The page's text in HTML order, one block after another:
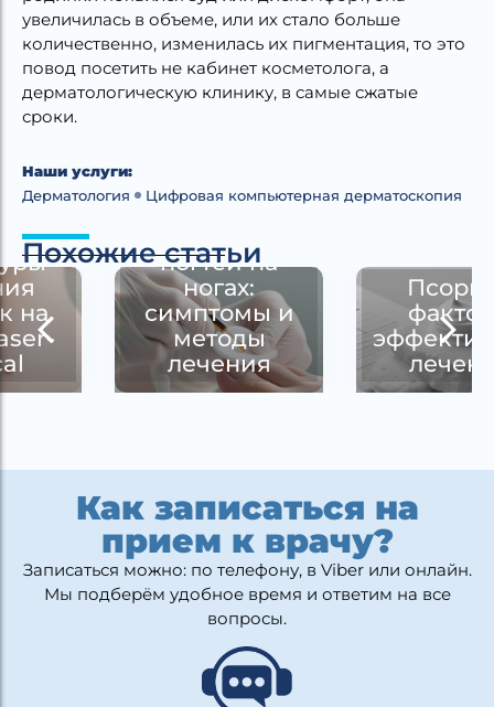
увеличилась в объеме, или их стало больше
количественно, изменилась их пигментация, то это
повод посетить не кабинет косметолога, а
дерматологическую клинику, в самые сжатые
сроки.
Наши услуги:
Дерматология
Цифровая компьютерная дерматоскопия
Похожие статьи
Грибок
ногтей на
ногах:
симптомы и
методы
лечения
Псориаз:
факторы
эффективного
лечения
Как записаться на
прием к врачу?
Записаться можно: по телефону, в Viber или онлайн.
Мы подберём удобное время и ответим на все
вопросы.